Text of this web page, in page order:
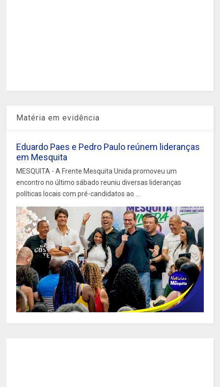
Matéria em evidência
Eduardo Paes e Pedro Paulo reúnem lideranças
em Mesquita
MESQUITA - A Frente Mesquita Unida promoveu um
encontro no último sábado reuniu diversas lideranças
políticas locais com pré-candidatos ao ...